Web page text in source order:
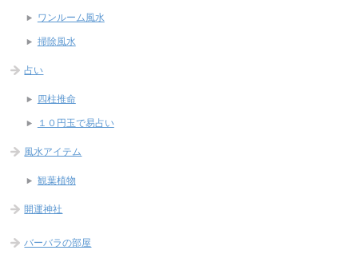
ワンルーム風水
掃除風水
占い
四柱推命
１０円玉で易占い
風水アイテム
観葉植物
開運神社
バーバラの部屋